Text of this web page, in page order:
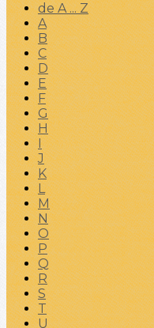
de A ... Z
A
B
C
D
E
F
G
H
I
J
K
L
M
N
O
P
Q
R
S
T
U